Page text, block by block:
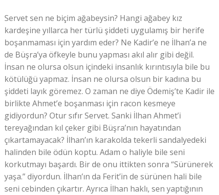
Servet sen ne biçim ağabeysin? Hangi ağabey kız
kardeşine yıllarca her türlü şiddeti uygulamış bir herife
boşanmaması için yardım eder? Ne Kadir’e ne İlhan’a ne
de Büşra’ya öfkeyle bunu yapması akıl alır gibi değil.
İnsan ne olursa olsun içindeki insanlık kırıntısıyla bile bu
kötülüğü yapmaz. İnsan ne olursa olsun bir kadına bu
şiddeti layık göremez. O zaman ne diye Ödemiş’te Kadir ile
birlikte Ahmet’e boşanması için racon kesmeye
gidiyordun? Otur sıfır Servet. Sanki İlhan Ahmet’i
tereyağından kıl çeker gibi Büşra’nın hayatından
çıkartamayacak? İlhan’ın karakolda tekerli sandalyedeki
halinden bile ödün koptu. Adam o haliyle bile seni
korkutmayı başardı. Bir de onu ittikten sonra “Sürünerek
yaşa.” diyordun. İlhan’ın da Ferit’in de sürünen hali bile
seni cebinden çıkartır. Ayrıca İlhan haklı, sen yaptığının